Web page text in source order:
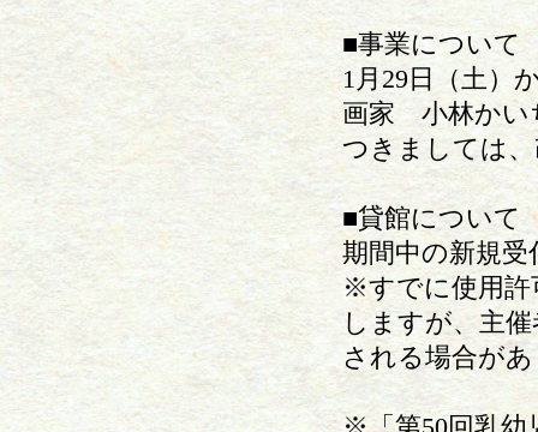
■事業について
1月29日（土）
画家 小林かい
つきましては
■貸館について
期間中の新規
※すでに使用許
しますが、主
される場合が